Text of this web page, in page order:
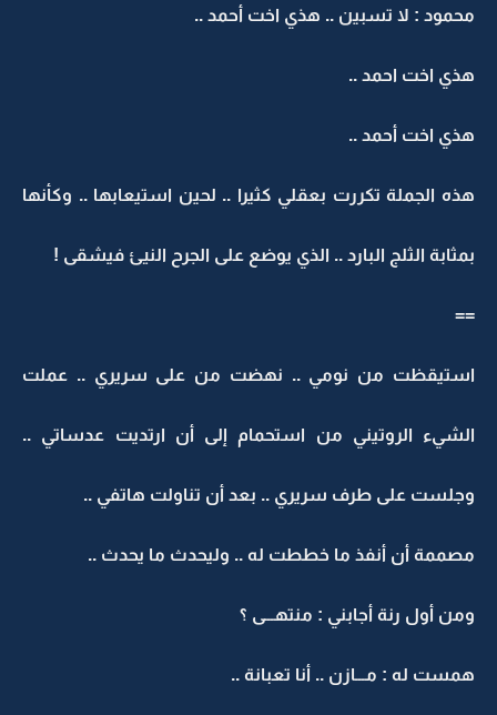
محمود : لا تسبين .. هذي اخت أحمد ..
هذي اخت احمد ..
هذي اخت أحمد ..
هذه الجملة تكررت بعقلي كثيرا .. لحين استيعابها .. وكأنها
بمثابة الثلج البارد .. الذي يوضع على الجرح النيئ فيشقى !
==
استيقظت من نومي .. نهضت من على سريري .. عملت
الشيء الروتيني من استحمام إلى أن ارتديت عدساتي ..
وجلست على طرف سريري .. بعد أن تناولت هاتفي ..
مصممة أن أنفذ ما خططت له .. وليحدث ما يحدث ..
ومن أول رنة أجابني : منتهـــى ؟
همست له : مـــازن .. أنا تعبانة ..